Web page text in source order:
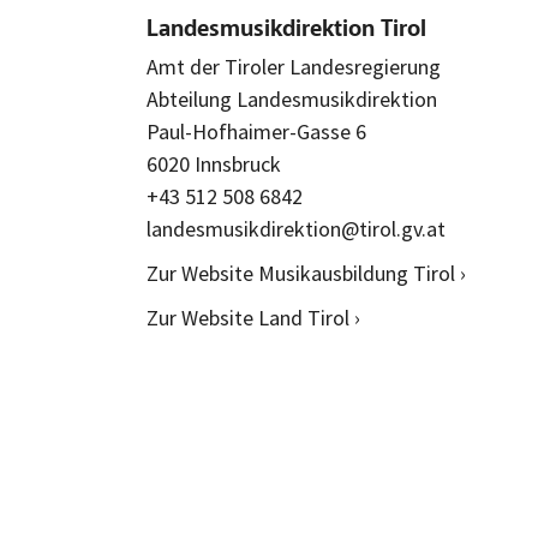
Landesmusikdirektion Tirol
Amt der Tiroler Landesregierung
Abteilung Landesmusikdirektion
Paul-Hofhaimer-Gasse 6
6020 Innsbruck
+43 512 508 6842
landesmusikdirektion@tirol.gv.at
Zur Website Musikausbildung Tirol ›
Zur Website Land Tirol ›